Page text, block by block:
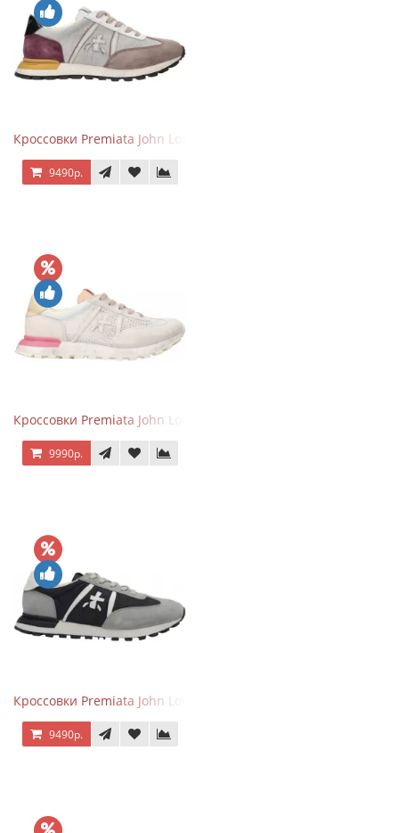
Кроссовки Premiata John Low Gray Brown Purple
9490р.
Кроссовки Premiata John Low Gray Pink
9990р.
Кроссовки Premiata John Low Grey Black
9490р.